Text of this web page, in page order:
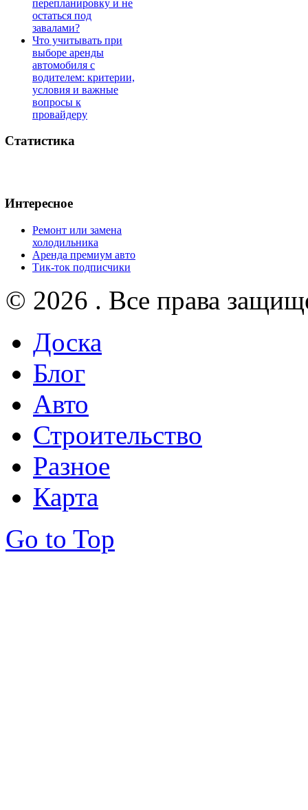
перепланировку и не
остаться под
завалами?
Что учитывать при
выборе аренды
автомобиля с
водителем: критерии,
условия и важные
вопросы к
провайдеру
Статистика
Интересное
Ремонт или замена
холодильника
Аренда премиум авто
Тик-ток подписчики
© 2026 . Все права
Доска
Блог
Авто
Строительство
Разное
Карта
Go to Top